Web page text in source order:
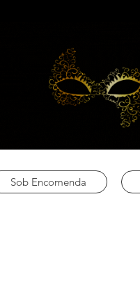
Sob Encomenda